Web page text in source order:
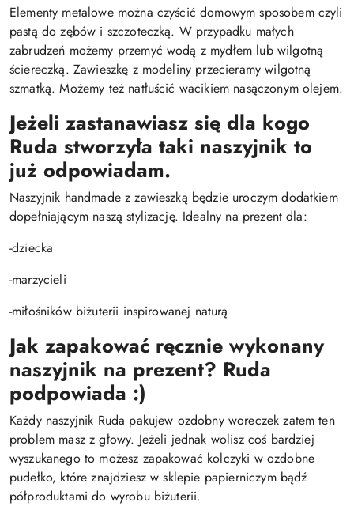
Elementy metalowe można czyścić domowym sposobem czyli
pastą do zębów i szczoteczką. W przypadku małych
zabrudzeń możemy przemyć wodą z mydłem lub wilgotną
ściereczką. Zawieszkę z modeliny przecieramy wilgotną
szmatką. Możemy też natłuścić wacikiem nasączonym olejem.
Jeżeli zastanawiasz się dla kogo
Ruda stworzyła taki naszyjnik to
już odpowiadam.
Naszyjnik handmade z zawieszką będzie uroczym dodatkiem
dopełniającym naszą stylizację. Idealny na prezent dla:
-dziecka
-marzycieli
-miłośników biżuterii inspirowanej naturą
Jak zapakować ręcznie wykonany
naszyjnik na prezent? Ruda
podpowiada :)
Każdy naszyjnik Ruda pakujew ozdobny woreczek zatem ten
problem masz z głowy. Jeżeli jednak wolisz coś bardziej
wyszukanego to możesz zapakować kolczyki w ozdobne
pudełko, które znajdziesz w sklepie papierniczym bądź
półproduktami do wyrobu biżuterii.